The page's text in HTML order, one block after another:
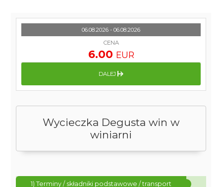
Wycieczka Degusta win w
winiarni
1) Terminy / składniki podstawowe / transport
06.08.2026 - 06.08.2026
CENA
6.00 EUR
DALEJ